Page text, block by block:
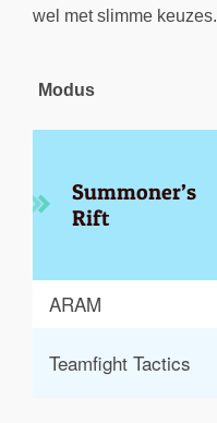
wel met slimme keuzes.
Modus
Summoner’s
Rift
ARAM
Teamfight Tactics